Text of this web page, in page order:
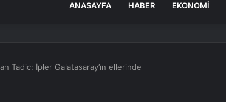
ANASAYFA HABER EKONOMI
Tadic: İpler Galatasaray’ın ellerinde